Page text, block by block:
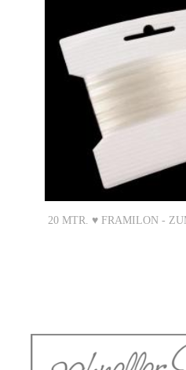
20 MTR. ♥ FRAMILON -